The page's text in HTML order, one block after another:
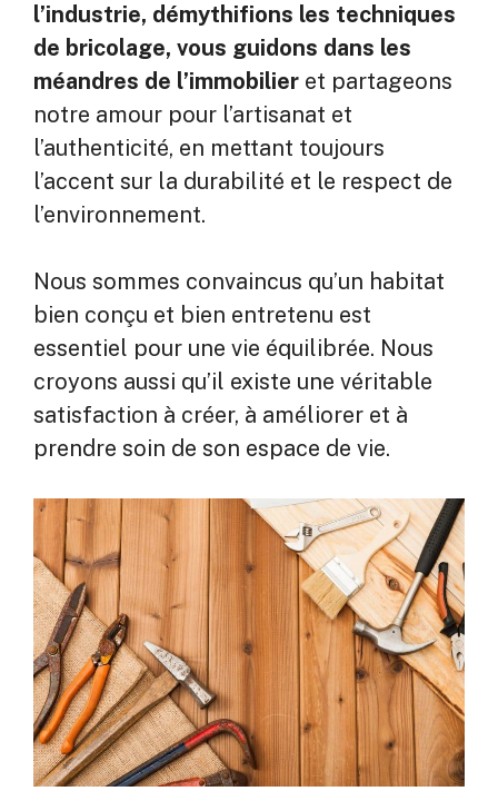
l’industrie, démythifions les techniques
de bricolage, vous guidons dans les
méandres de l’immobilier et partageons
notre amour pour l’artisanat et
l’authenticité, en mettant toujours
l’accent sur la durabilité et le respect de
l’environnement.
Nous sommes convaincus qu’un habitat
bien conçu et bien entretenu est
essentiel pour une vie équilibrée. Nous
croyons aussi qu’il existe une véritable
satisfaction à créer, à améliorer et à
prendre soin de son espace de vie.